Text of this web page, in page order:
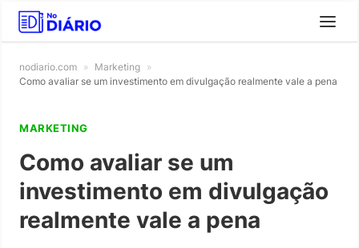
nodiario.com » Marketing »
Como avaliar se um investimento em divulgação realmente vale a pena
MARKETING
Como avaliar se um
investimento em divulgação
realmente vale a pena